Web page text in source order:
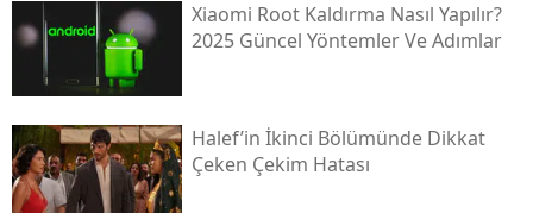
Xiaomi Root Kaldırma Nasıl Yapılır?
2025 Güncel Yöntemler Ve Adımlar
Halef’in İkinci Bölümünde Dikkat
Çeken Çekim Hatası